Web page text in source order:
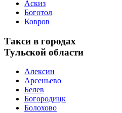
Аскиз
Боготол
Ковров
Такси в городах
Тульской области
Алексин
Арсеньево
Белев
Богородицк
Болохово